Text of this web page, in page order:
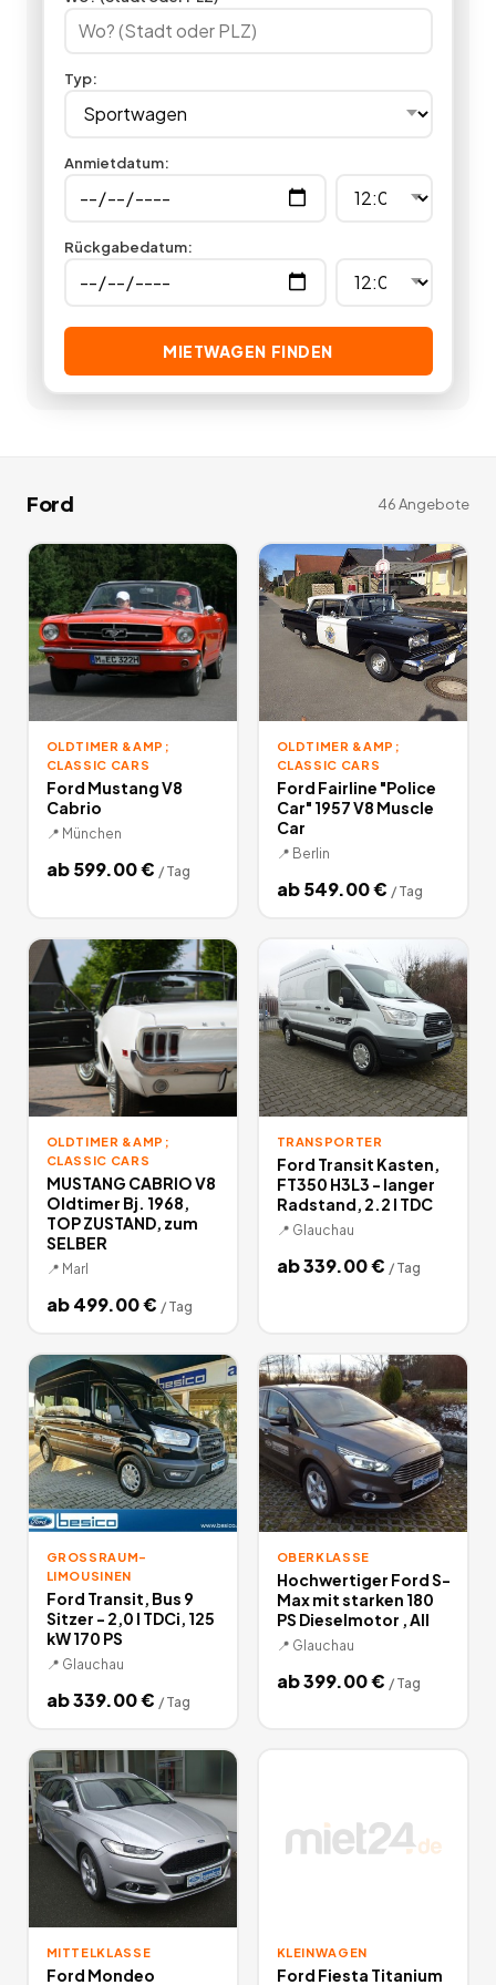
unterschiedlicher Markenhersteller. Lassen Sie sich einmal so
richtig in die Sitze drücken, indem Sie in unserer
Sie sind überzeugft? Jetzt einen Sportwagen mieten statt
kaufen und Sie sparen garantiert bares Geld.
Angebote
Typ:
Anmietdatum:
Rückgabedatum:
MIETWAGEN FINDEN
Ford 46Angebote
OLDTIMER &AMP;
CLASSIC CARS
Ford Mustang V8
Cabrio
📍 München
ab599.00€ / Tag
OLDTIMER &AMP;
CLASSIC CARS
Ford Fairline "Police
Car" 1957 V8 Muscle
Car
📍 Berlin
ab549.00€ / Tag
OLDTIMER &AMP;
CLASSIC CARS
MUSTANG CABRIO V8
Oldtimer Bj. 1968,
TOP ZUSTAND, zum
SELBER
📍 Marl
ab499.00€ / Tag
TRANSPORTER
Ford Transit Kasten,
FT350 H3L3 - langer
Radstand, 2.2 l TDC
📍 Glauchau
ab339.00€ / Tag
GROSSRAUM-L
IMOUSINEN
Ford Transit, Bus 9
Sitzer - 2,0 l TDCi, 125
kW 170 PS
📍 Glauchau
ab339.00€ / Tag
OBERKLASSE
Hochwertiger Ford S-
Max mit starken 180
PS Dieselmotor , All
📍 Glauchau
ab399.00€ / Tag
MITTELKLASSE
Ford Mondeo
KLEINWAGEN
Ford Fiesta Titanium